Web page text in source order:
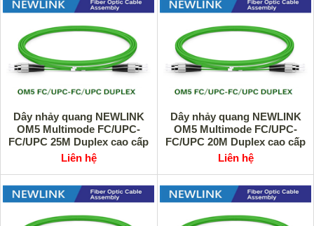
Dây nhảy quang NEWLINK
OM5 Multimode FC/UPC-
FC/UPC 25M Duplex cao cấp
Liên hệ
Dây nhảy quang NEWLINK
OM5 Multimode FC/UPC-
FC/UPC 20M Duplex cao cấp
Liên hệ